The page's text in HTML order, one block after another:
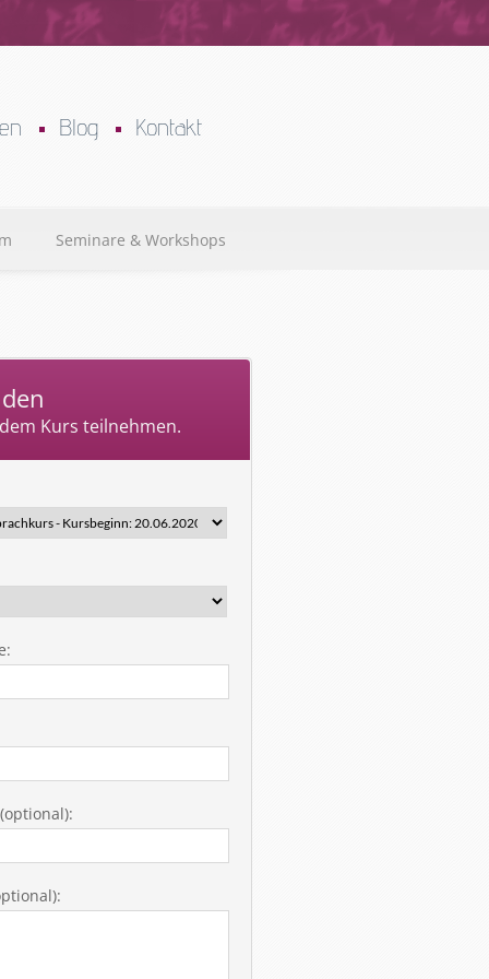
Blog Kontakt
Seminare & Workshops
Kurs teilnehmen.